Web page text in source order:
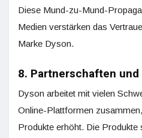
Diese Mund-zu-Mund-
Medien verstärken das
Marke Dyson.
8. Partnerschaften
Dyson arbeitet mit vielen
Online-Plattformen
Produkte erhöht. Die Produkte